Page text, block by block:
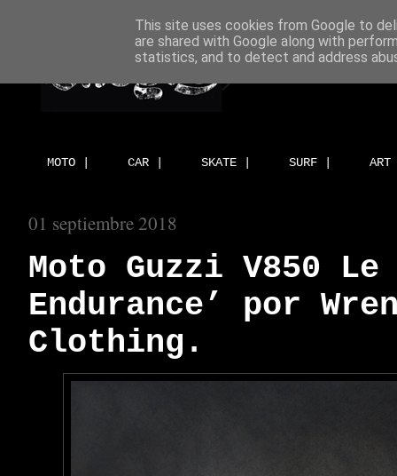
MOTO | CAR | SKATE | SURF |
01 septiembre 2018
Moto Guzzi V850
Endurance’ por
Clothing.
This site uses cookies from Google to
are shared with Google along with
statistics, and to detect and address